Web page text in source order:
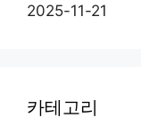
2025-11-21
카테고리